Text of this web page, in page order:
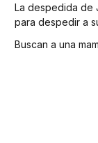
La despedida de
para despedir a
Buscan a una